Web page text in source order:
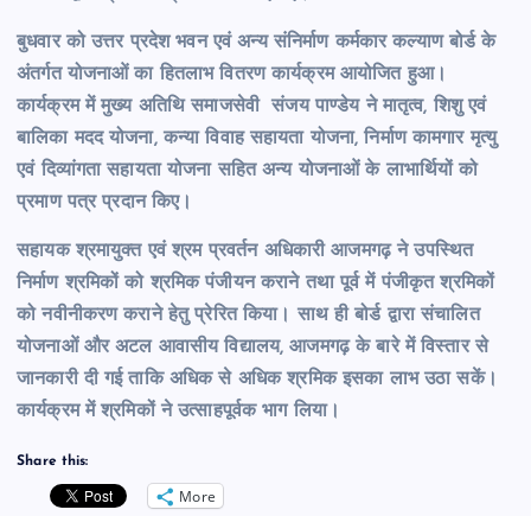
बुधवार को उत्तर प्रदेश भवन एवं अन्य संनिर्माण कर्मकार कल्याण बोर्ड के
अंतर्गत योजनाओं का हितलाभ वितरण कार्यक्रम आयोजित हुआ।
कार्यक्रम में मुख्य अतिथि समाजसेवी संजय पाण्डेय ने मातृत्व, शिशु एवं
बालिका मदद योजना, कन्या विवाह सहायता योजना, निर्माण कामगार मृत्यु
एवं दिव्यांगता सहायता योजना सहित अन्य योजनाओं के लाभार्थियों को
प्रमाण पत्र प्रदान किए।
सहायक श्रमायुक्त एवं श्रम प्रवर्तन अधिकारी आजमगढ़ ने उपस्थित
निर्माण श्रमिकों को श्रमिक पंजीयन कराने तथा पूर्व में पंजीकृत श्रमिकों
को नवीनीकरण कराने हेतु प्रेरित किया। साथ ही बोर्ड द्वारा संचालित
योजनाओं और अटल आवासीय विद्यालय, आजमगढ़ के बारे में विस्तार से
जानकारी दी गई ताकि अधिक से अधिक श्रमिक इसका लाभ उठा सकें।
कार्यक्रम में श्रमिकों ने उत्साहपूर्वक भाग लिया।
Share this:
More